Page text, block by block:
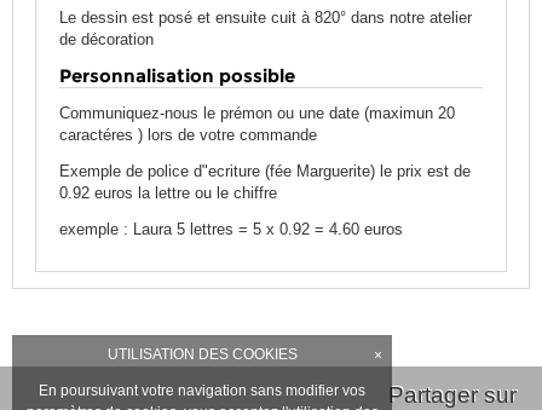
UTILISATION DES COOKIES ×
En poursuivant votre navigation sans modifier vos
Le dessin est posé et ensuite cuit à 820° dans notre atelier
de décoration
Personnalisation possible
Communiquez-nous le prémon ou une date (maximun 20
caractéres ) lors de votre commande
Exemple de police d"ecriture (fée Marguerite) le prix est de
0.92 euros la lettre ou le chiffre
exemple : Laura 5 lettres = 5 x 0.92 = 4.60 euros
Partager sur